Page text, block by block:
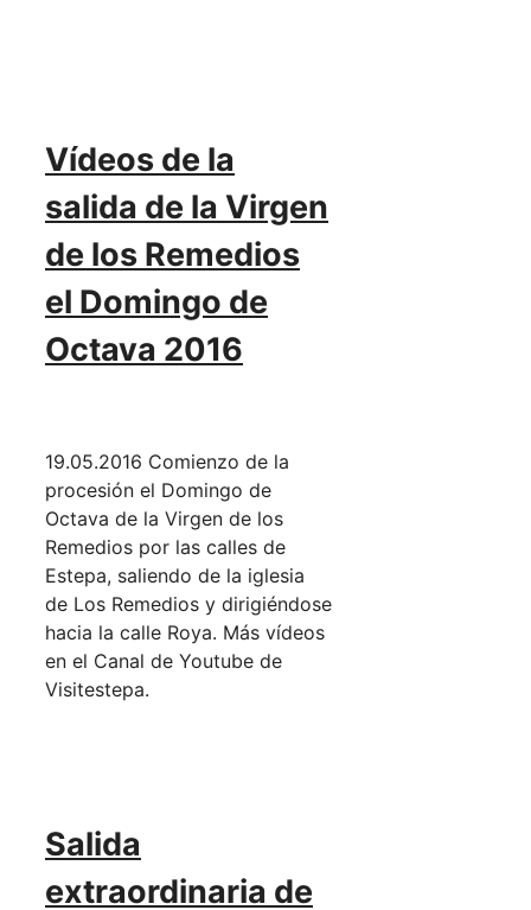
Vídeos de la
salida de la Virgen
de los Remedios
el Domingo de
Octava 2016
19.05.2016 Comienzo de la
procesión el Domingo de
Octava de la Virgen de los
Remedios por las calles de
Estepa, saliendo de la iglesia
de Los Remedios y dirigiéndose
hacia la calle Roya. Más vídeos
en el Canal de Youtube de
Visitestepa.
Salida
extraordinaria de